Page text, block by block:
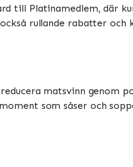
till Platinamedlem, där
rullande rabatter
matsvinn genom
som såser och